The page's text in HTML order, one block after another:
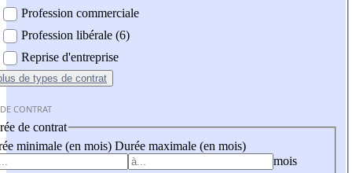
Profession commerciale
Profession libérale (6)
Reprise d'entreprise
de types de contrat
CONTRAT
de contrat
minimale (en mois) Durée maximale (en mois)
mois